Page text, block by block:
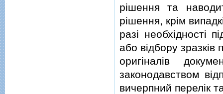
рiшення та
рiшення, крiм
разi необхiдностi
або вiдбору зразкiв
оригiналiв
законодавством
вичерпний перелiк